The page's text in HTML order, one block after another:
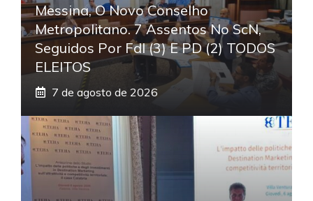
Messina, O Novo Conselho
Metropolitano. 7 Assentos No ScN,
Seguidos Por FdI (3) E PD (2) TODOS
ELEITOS
7 de agosto de 2026